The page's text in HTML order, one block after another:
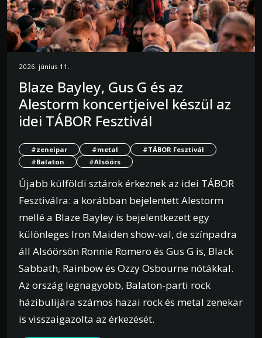
2026. június 11.
Blaze Bayley, Gus G és az
Alestorm koncertjeivel készül az
idei TÁBOR Fesztivál
#zeneipar #metal
#TÁBOR Fesztivál
#Balaton
#Alsóörs
Újabb külföldi sztárok érkeznek az idei TÁBOR
Fesztiválra: a korábban bejelentett Alestorm
mellé a Blaze Bayley is bejelentkezett egy
különleges Iron Maiden show-val, de színpadra
áll Alsóörsön Ronnie Romero és Gus G is, Black
Sabbath, Rainbow és Ozzy Osbourne nótákkal.
Az ország legnagyobb, Balaton-parti rock
házibulijára számos hazai rock és metal zenekar
is visszaigazolta az érkezését.